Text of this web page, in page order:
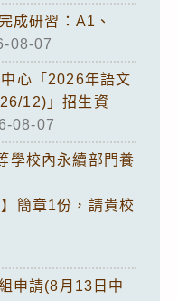
成研習：A1、
08-07
心「2026年語文
12)」招生資
08-07
學校內永續部門養
簡章1份，請貴校
申請(8月13日中